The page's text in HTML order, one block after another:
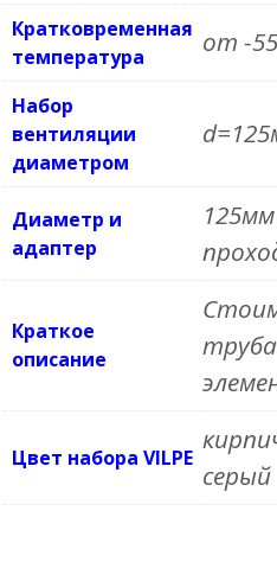
Кратковременная
температура
от -
Набор
вентиляции
диаметром
Диаметр и
адаптер
Краткое
описание
Цвет набора VILPE
серый